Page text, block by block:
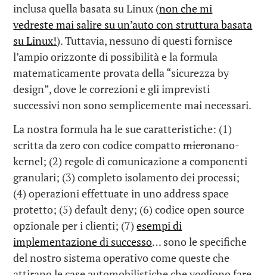
inclusa quella basata su Linux (non che mi
vedreste mai salire su un’auto con struttura basata
su Linux!). Tuttavia, nessuno di questi fornisce
l’ampio orizzonte di possibilità e la formula
matematicamente provata della “sicurezza by
design”, dove le correzioni e gli imprevisti
successivi non sono semplicemente mai necessari.
La nostra formula ha le sue caratteristiche: (1)
scritta da zero con codice compattomicronano-
kernel; (2) regole di comunicazione a componenti
granulari; (3) completo isolamento dei processi;
(4) operazioni effettuate in uno address space
protetto; (5) default deny; (6) codice open source
opzionale per i clienti; (7)esempi di
implementazione di successo… sono le specifiche
del nostro sistema operativo come queste che